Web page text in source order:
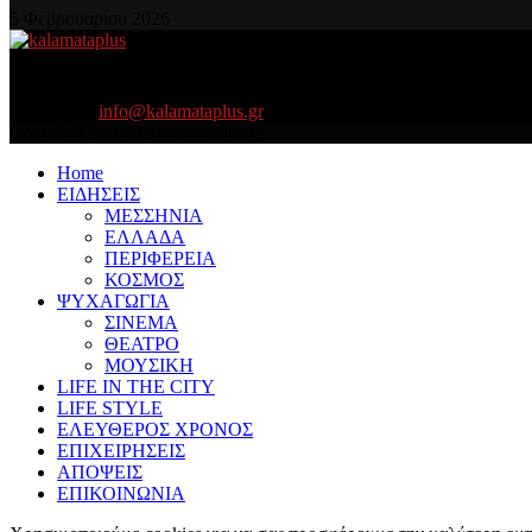
info@kalamataplus.gr
Home
ΕΙΔΗΣΕΙΣ
ΜΕΣΣΗΝΙΑ
ΕΛΛΑΔΑ
ΠΕΡΙΦΕΡΕΙΑ
ΚΟΣΜΟΣ
ΨΥΧΑΓΩΓΙΑ
ΣΙΝΕΜΑ
ΘΕΑΤΡΟ
ΜΟΥΣΙΚΗ
LIFE IN THE CITY
LIFE STYLE
ΕΛΕΥΘΕΡΟΣ ΧΡΟΝΟΣ
ΕΠΙΧΕΙΡΗΣΕΙΣ
ΑΠΟΨΕΙΣ
ΕΠΙΚΟΙΝΩΝΙΑ